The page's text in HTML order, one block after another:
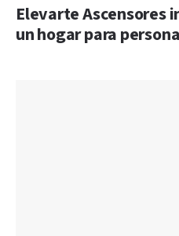
Elevarte Ascensores
un hogar para